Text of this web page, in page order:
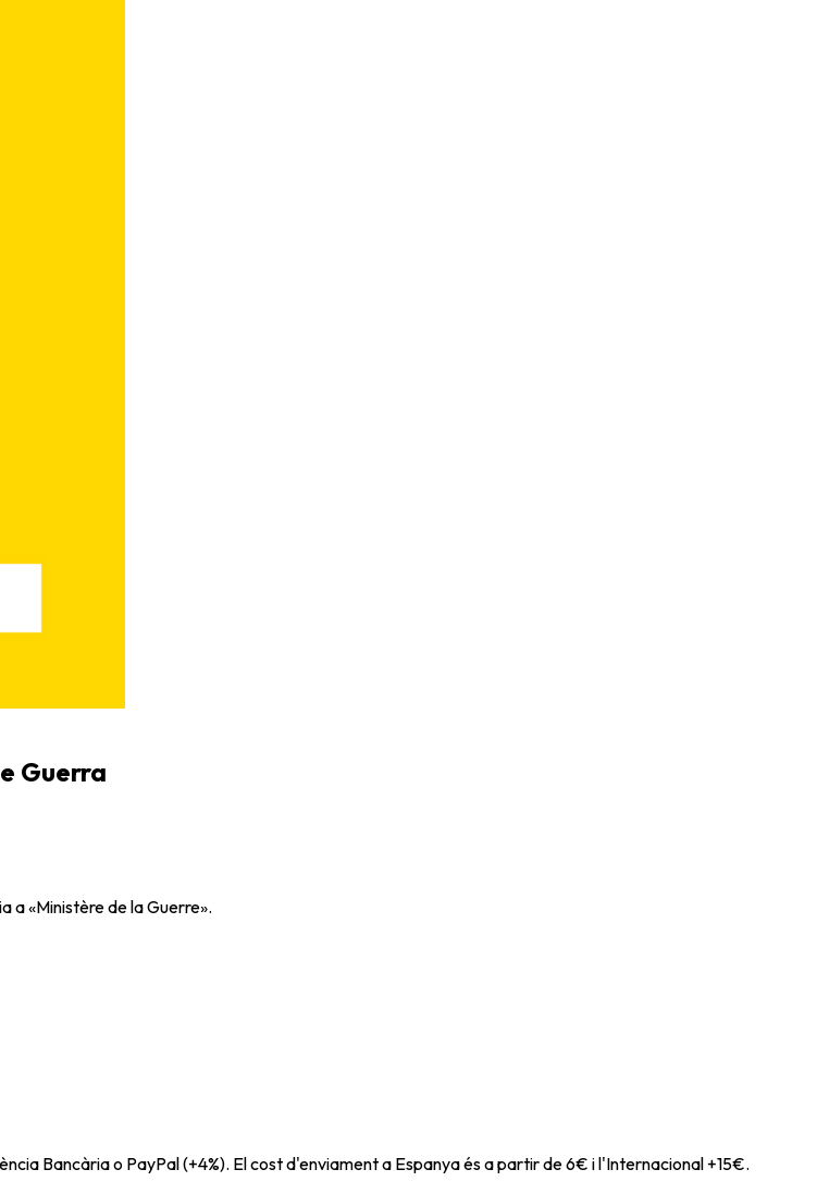
Guerra
a «Ministère de la Guerre».
Bancària o PayPal (+4%). El cost d'enviament a Espanya és a partir de 6€ i l'Internacional +15€.